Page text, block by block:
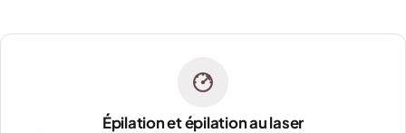
Épilation et épilation au laser